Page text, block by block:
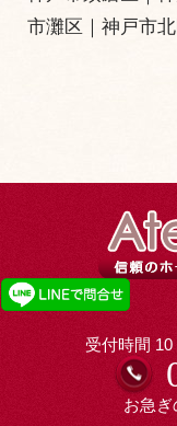
市灘区
｜神戸市北
受付時間
お急ぎ